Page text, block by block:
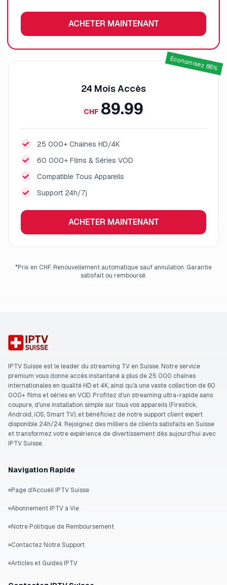
ACHETER MAINTENANT
Économisez 66%
24 MoisAccès
CHF 89.99
25 000+ Chaînes HD/4K
60 000+ Films & Séries VOD
Compatible Tous Appareils
Support 24h/7j
ACHETER MAINTENANT
*Prix en CHF. Renouvellement automatique sauf annulation. Garantie
satisfait ou remboursé.
IPTV Suisse est le leader du streaming TV en Suisse. Notre service
premium vous donne accès instantané à plus de 25 000 chaînes
internationales en qualité HD et 4K, ainsi qu'à une vaste collection de 60
000+ films et séries en VOD. Profitez d'un streaming ultra-rapide sans
coupure, d'une installation simple sur tous vos appareils (Firestick,
Android, iOS, Smart TV), et bénéficiez de notre support client expert
disponible 24h/24. Rejoignez des milliers de clients satisfaits en Suisse
et transformez votre expérience de divertissement dès aujourd'hui avec
IPTV Suisse.
Navigation Rapide
Page d'Accueil IPTV Suisse
Abonnement IPTV à Vie
Notre Politique de Remboursement
Contactez Notre Support
Articles et Guides IPTV